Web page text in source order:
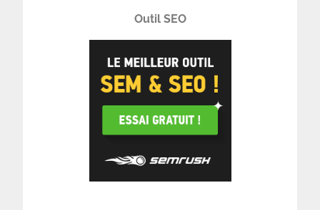
Outil SEO